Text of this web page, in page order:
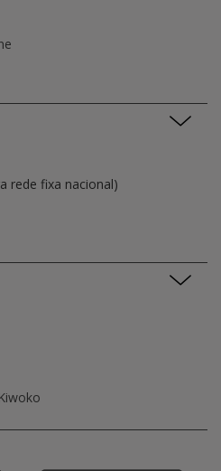
rede fixa nacional)